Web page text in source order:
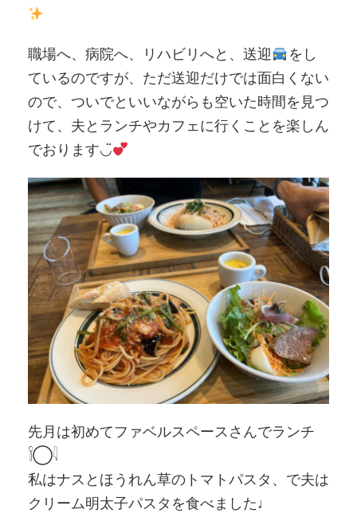
職場へ、病院へ、リハビリへと、送迎
をし
ているのですが、ただ送迎だけでは面白くない
ので、ついでといいながらも空いた時間を見つ
けて、夫とランチやカフェに行くことを楽しん
でおります◡̈
先月は初めてファベルスペースさんでランチ
𓌉◯𓇋
私はナスとほうれん草のトマトパスタ、で夫は
クリーム明太子パスタを食べました♩